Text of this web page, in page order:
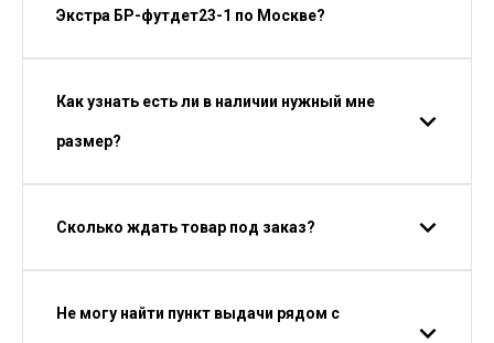
Экстра БР-футдет23-1 по Москве?
Как узнать есть ли в наличии нужный мне
размер?
Сколько ждать товар под заказ?
Не могу найти пункт выдачи рядом с